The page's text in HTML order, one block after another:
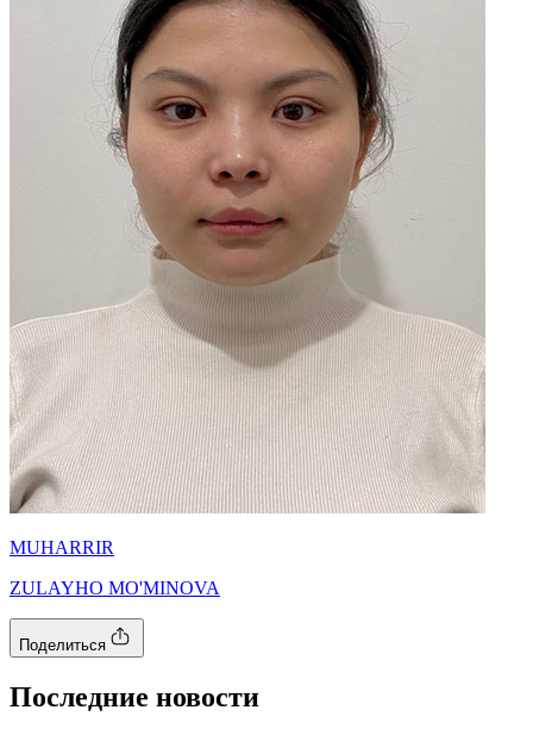
MUHARRIR
ZULAYHO MO'MINOVA
Поделиться
Последние новости